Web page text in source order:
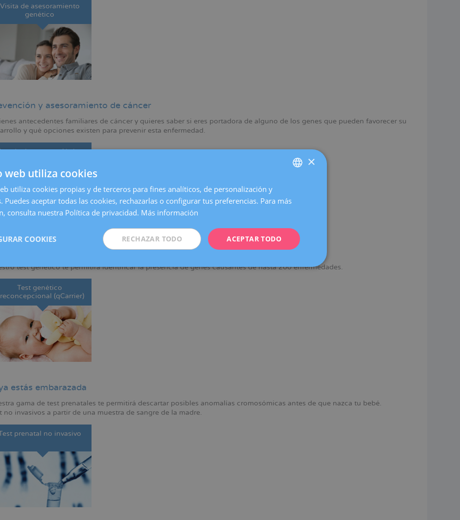
Visita de asesoramiento
genético
y asesoramiento de cáncer
antecedentes familiares de cáncer y quieres saber si eres portadora de alguno de los genes que pueden favorecer su
y qué opciones existen para prevenir esta enfermedad.
de riesgo oncológico
deseas quedarte embarazada
test genético te permitirá identificar la presencia de genes causantes de hasta 200 enfermedades.
Test genético
(qCarrier)
estás embarazada
gama de test prenatales te permitirá descartar posibles anomalías cromosómicas antes de que nazca tu bebé.
no invasivos a partir de una muestra de sangre de la madre.
prenatal no invasivo
CATALÀ
FRENCH
ITALIANO
×
web utiliza cookies
utiliza cookies propias y de terceros para fines analíticos, de personalización y
Puedes aceptar todas las cookies, rechazarlas o configurar tus preferencias. Para más
consulta nuestra Política de privacidad. Más información
ACEPTAR TODO
RECHAZAR TODO
COOKIES